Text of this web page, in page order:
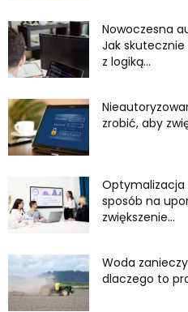
Nowoczesna
Jak
z logiką...
zrobić, aby
Optymalizacja
sposób na
zwiększenie...
Woda
dlaczego to